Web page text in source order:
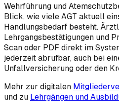
Wehrführung und
Blick, wie viele AGT aktuell
Handlungsbedarf besteht.
Lehrgangsbestätigungen und
Scan oder PDF direkt im
jederzeit abrufbar, auch bei
Unfallversicherung oder den
Mehr zur digitalen
und zu Lehrgängen und